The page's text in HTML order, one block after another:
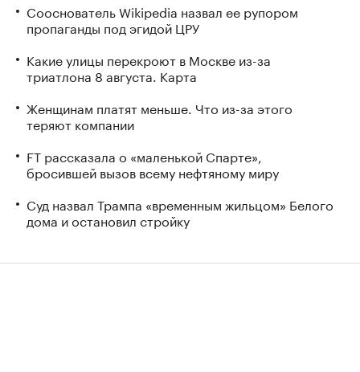
Сооснователь Wikipedia назвал ее рупором
пропаганды под эгидой ЦРУ
Какие улицы перекроют в Москве из-за
триатлона 8 августа. Карта
Женщинам платят меньше. Что из-за этого
теряют компании
FT рассказала о «маленькой Спарте»,
бросившей вызов всему нефтяному миру
Суд назвал Трампа «временным жильцом» Белого
дома и остановил стройку